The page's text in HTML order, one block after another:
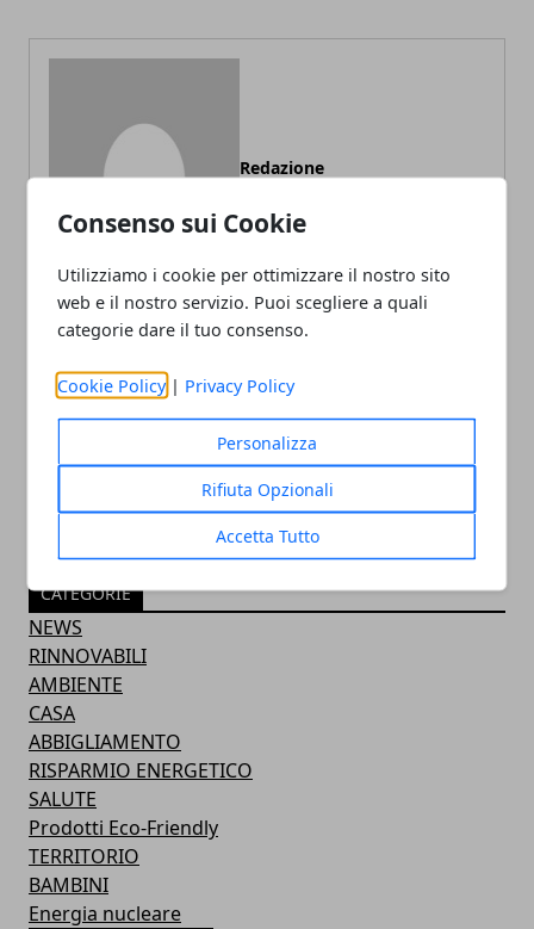
Consenso sui Cookie
Utilizziamo i cookie per ottimizzare il nostro sito
web e il nostro servizio. Puoi scegliere a quali
categorie dare il tuo consenso.
Cookie Policy | Privacy Policy
Personalizza
Rifiuta Opzionali
Accetta Tutto
Redazione
ARTICOLI CORRELATI
CATEGORIE
NEWS
RINNOVABILI
AMBIENTE
CASA
ABBIGLIAMENTO
RISPARMIO ENERGETICO
SALUTE
Prodotti Eco-Friendly
TERRITORIO
BAMBINI
Energia nucleare